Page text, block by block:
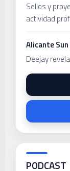
Sellos y
actividad
Alicante
Deejay
PODCAST